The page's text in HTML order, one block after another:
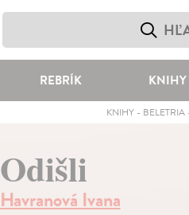
REBRÍK KNIHY
KNIHY - BELETRIA
Odišli
Havranová Ivana